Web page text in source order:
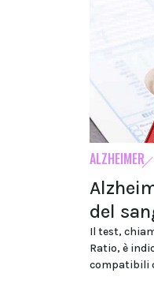
ALZHEIMER
del
Il test,
Ratio, è
compatibili